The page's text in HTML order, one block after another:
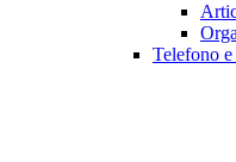
Telefono e